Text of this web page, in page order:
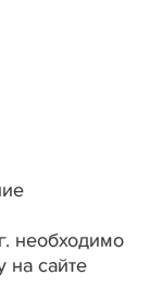
необходимо
на сайте